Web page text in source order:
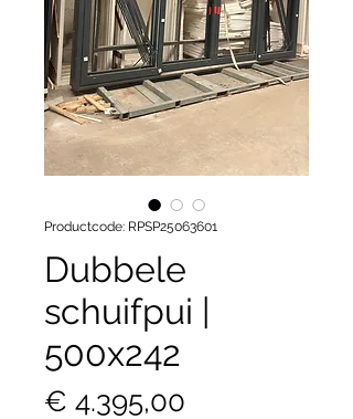
Productcode: RPSP25063601
Dubbele
schuifpui |
500x242
€ 4.395,00